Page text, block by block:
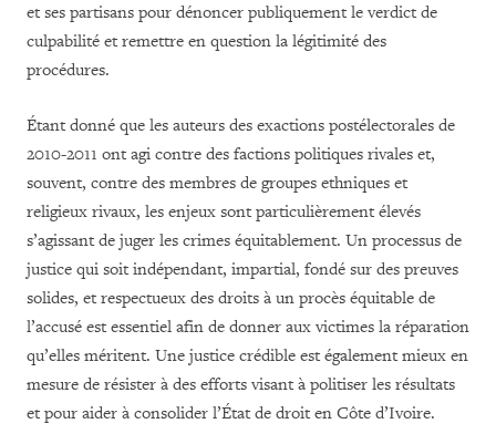
et ses partisans pour dénoncer publiquement le verdict de
culpabilité et remettre en question la légitimité des
procédures.
Étant donné que les auteurs des exactions postélectorales de
2010-2011 ont agi contre des factions politiques rivales et,
souvent, contre des membres de groupes ethniques et
religieux rivaux, les enjeux sont particulièrement élevés
s’agissant de juger les crimes équitablement. Un processus de
justice qui soit indépendant, impartial, fondé sur des preuves
solides, et respectueux des droits à un procès équitable de
l’accusé est essentiel afin de donner aux victimes la réparation
qu’elles méritent. Une justice crédible est également mieux en
mesure de résister à des efforts visant à politiser les résultats
et pour aider à consolider l’État de droit en Côte d’Ivoire.